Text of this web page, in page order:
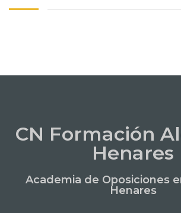
CN Formación
Henares
Academia de Oposiciones
Henares